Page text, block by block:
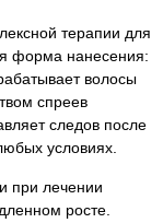
терапии для
форма нанесения:
волосы
спреев
следов после
условиях.
при лечении
росте.